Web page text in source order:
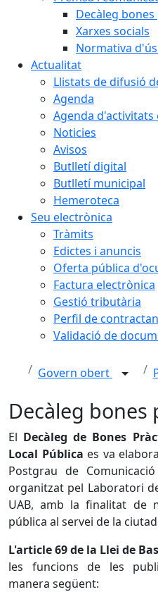
Decàleg
Xarxes socials
Normativa
Actualitat
Llistats de difusió
Agenda
Agenda d'activitats
Noticies
Avisos
Butlletí digital
Butlletí municipal
Hemeroteca
Seu electrònica
Tràmits
Edictes i anuncis
Oferta pública
Factura electrònica
Gestió tributària
Perfil de
Validació de
Govern obert
Decàleg bones
El Decàleg de Bones
Local Pública es va
Postgrau de
organitzat pel Laboratori
UAB, amb la finalitat de
pública al servei de la
L'article 69 de la Llei de
les funcions de les
manera següent: